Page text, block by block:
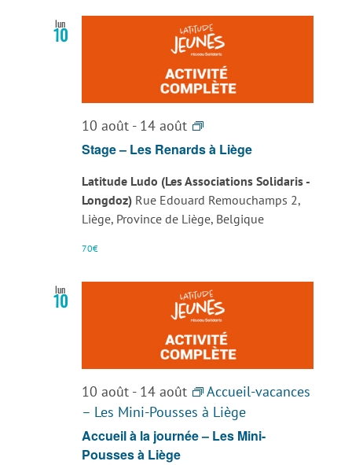
lun
10
10 août- 14 août
Stage
–
Renards
à
Liège
Stage – Les Renards à Liège
Latitude Ludo (Les Associations Solidaris -
Longdoz) Rue Edouard Remouchamps 2,
Liège, Province de Liège, Belgique
70€
lun
10
10 août- 14 août
Accueil-vacances
– Les Mini-Pousses à Liège
Accueil à la journée – Les Mini-
Pousses à Liège